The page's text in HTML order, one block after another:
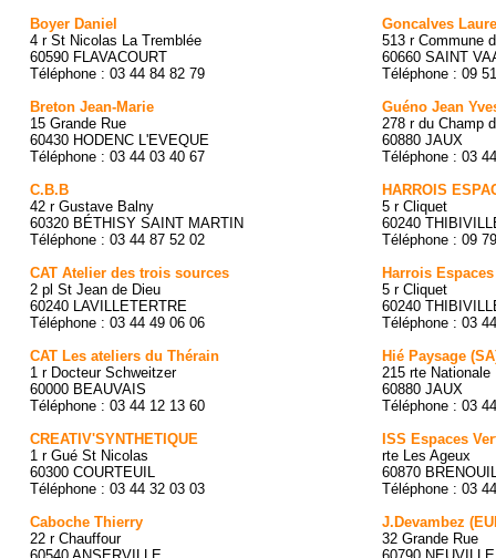
Boyer Daniel
4 r St Nicolas La Tremblée
60590 FLAVACOURT
Téléphone : 03 44 84 82 79
Breton Jean-Marie
15 Grande Rue
60430 HODENC L'EVEQUE
Téléphone : 03 44 03 40 67
C.B.B
42 r Gustave Balny
60320 BÉTHISY SAINT MARTIN
Téléphone : 03 44 87 52 02
CAT Atelier des trois sources
2 pl St Jean de Dieu
60240 LAVILLETERTRE
Téléphone : 03 44 49 06 06
CAT Les ateliers du Thérain
1 r Docteur Schweitzer
60000 BEAUVAIS
Téléphone : 03 44 12 13 60
CREATIV'SYNTHETIQUE
1 r Gué St Nicolas
60300 COURTEUIL
Téléphone : 03 44 32 03 03
Caboche Thierry
22 r Chauffour
Goncalves
513 r Commune
60660 SAINT
Téléphone : 09
Guéno Jean
278 r du Champ
60880 JAUX
Téléphone : 03
HARROIS
5 r Cliquet
60240
Téléphone : 09
Harrois
5 r Cliquet
60240
Téléphone : 03
Hié Paysage
215 rte Nationale
60880 JAUX
Téléphone : 03
ISS Espaces
rte Les Ageux
60870
Téléphone : 03
J.Devambez
32 Grande Rue